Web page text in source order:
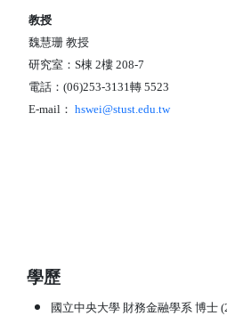
教授
魏慧珊 教授
研究室：S棟 2樓 208-7
電話：(06)253-3131轉 5523
E-mail ： hswei@stust.edu.tw
學歷
國立中央大學 財務金融學系 博士